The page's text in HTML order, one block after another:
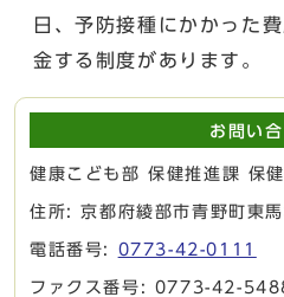
日、予防接種にかかった
金する制度があります。
お問い
健康こども部 保健推進課 保
住所: 京都府綾部市青野町東
電話番号: 0773-42-0111
ファクス番号: 0773-42-